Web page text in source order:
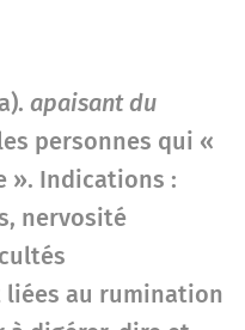
apaisant du
personnes qui «
». Indications :
nervosité
au rumination